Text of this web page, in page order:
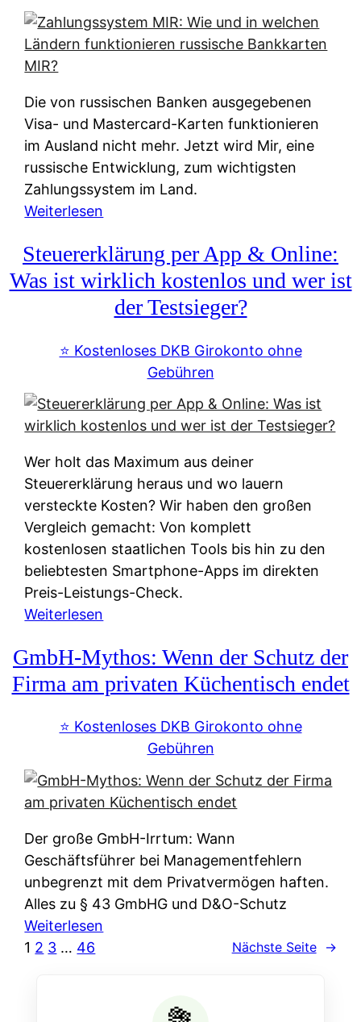
l
t
n
a
t
i
v
e
&
f
r
e
u
s
u
n
f
t
e
i
e
W
e
r
s
i
c
h
e
t
Die von russischen Banken ausgegebenen
Visa- und Mastercard-Karten funktionieren
im Ausland nicht mehr. Jetzt wird Mir, eine
russische Entwicklung, zum wichtigsten
Zahlungssystem im Land.
Weiterlesen
a
h
g
s
y
t
e
m
M
I
R
:
W
e
u
d
n
w
l
c
h
e
n
Steuererklärung per App & Online:
Was ist wirklich kostenlos und wer ist
der Testsieger?
⭐️ Kostenloses DKB Girokonto ohne
Gebühren
Wer holt das Maximum aus deiner
Steuererklärung heraus und wo lauern
versteckte Kosten? Wir haben den großen
Vergleich gemacht: Von komplett
kostenlosen staatlichen Tools bis hin zu den
beliebtesten Smartphone-Apps im direkten
Preis-Leistungs-Check.
Weiterlesen
t
e
u
e
r
k
l
ä
u
GmbH-Mythos: Wenn der Schutz der
Firma am privaten Küchentisch endet
⭐️ Kostenloses DKB Girokonto ohne
Gebühren
Der große GmbH-Irrtum: Wann
Geschäftsführer bei Managementfehlern
unbegrenzt mit dem Privatvermögen haften.
Alles zu § 43 GmbHG und D&O-Schutz
Weiterlesen
1 2 3 … 46 Nächste Seite →